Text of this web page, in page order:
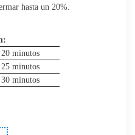
hasta un 20%.
20 minutos
25 minutos
30 minutos